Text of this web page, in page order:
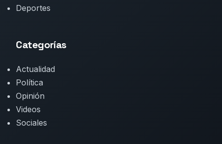
Deportes
Categorías
Actualidad
Política
Opinión
Videos
Sociales